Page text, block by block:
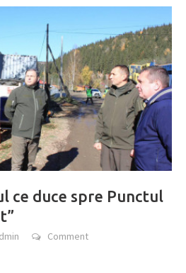
ce duce spre Punctul
Comment